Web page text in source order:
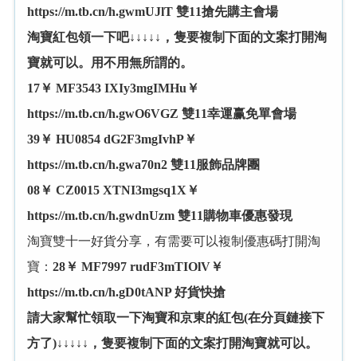
https://m.tb.cn/h.gwmUJlT 雙11搶先購主會場
淘寶紅包領一下吧↓↓↓↓↓，隻要複制下面的文案打開淘
寶就可以。用不用無所謂的。
17￥ MF3543 IXIy3mgIMHu￥
https://m.tb.cn/h.gwO6VGZ 雙11幸運赢免單會場
39￥ HU0854 dG2F3mgIvhP￥
https://m.tb.cn/h.gwa70n2 雙11服飾品牌團
08￥ CZ0015 XTNI3mgsq1X￥
https://m.tb.cn/h.gwdnUzm 雙11購物車優惠發現
淘寶雙十一好貨分享，有需要可以複制優惠碼打開淘
寶： 28￥ MF7997 rudF3mTIOlV￥
https://m.tb.cn/h.gD0tANP 好貨快搶
請大家幫忙領取一下淘寶和京東的紅包(在分頁鏈接下
方了)↓↓↓↓↓，隻要複制下面的文案打開淘寶就可以。